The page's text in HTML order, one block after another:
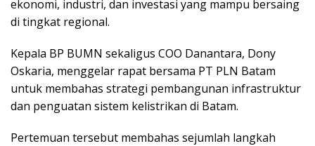
ekonomi, industri, dan investasi yang mampu bersaing
di tingkat regional.
Kepala BP BUMN sekaligus COO Danantara, Dony
Oskaria, menggelar rapat bersama PT PLN Batam
untuk membahas strategi pembangunan infrastruktur
dan penguatan sistem kelistrikan di Batam.
Pertemuan tersebut membahas sejumlah langkah